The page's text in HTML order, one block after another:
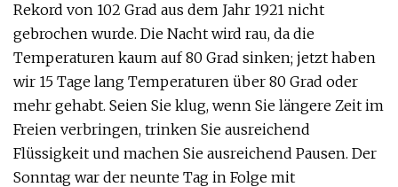
Rekord von 102 Grad aus dem Jahr 1921 nicht
gebrochen wurde. Die Nacht wird rau, da die
Temperaturen kaum auf 80 Grad sinken; jetzt haben
wir 15 Tage lang Temperaturen über 80 Grad oder
mehr gehabt. Seien Sie klug, wenn Sie längere Zeit im
Freien verbringen, trinken Sie ausreichend
Flüssigkeit und machen Sie ausreichend Pausen. Der
Sonntag war der neunte Tag in Folge mit